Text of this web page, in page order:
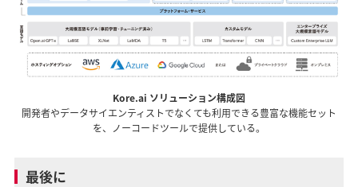
Kore.ai ソリューション構成図
開発者やデータサイエンティストでなくても利用できる豊富な機能セット
を、ノーコードツールで提供している。
最後に